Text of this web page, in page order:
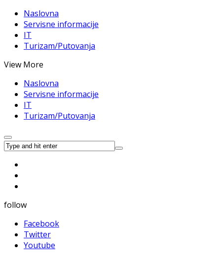
Naslovna
Servisne informacije
IT
Turizam/Putovanja
View More
Naslovna
Servisne informacije
IT
Turizam/Putovanja
follow
Facebook
Twitter
Youtube